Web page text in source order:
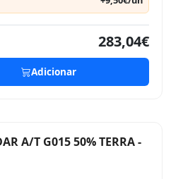
283,04€
Adicionar
A/T G015 50% TERRA -